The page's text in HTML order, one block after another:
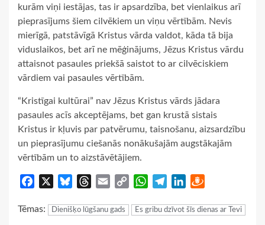
kurām viņi iestājas, tas ir apsardzība, bet vienlaikus arī
pieprasījums šiem cilvēkiem un viņu vērtībām. Nevis
mierīgā, patstāvīgā Kristus vārda valdot, kāda tā bija
viduslaikos, bet arī ne mēģinājums, Jēzus Kristus vārdu
attaisnot pasaules priekšā saistot to ar cilvēciskiem
vārdiem vai pasaules vērtībām.
“Kristīgai kultūrai” nav Jēzus Kristus vārds jādara
pasaules acīs akceptējams, bet gan krustā sistais
Kristus ir kļuvis par patvērumu, taisnošanu, aizsardzību
un pieprasījumu ciešanās nonākušajām augstākajām
vērtībām un to aizstāvētājiem.
Facebook BlueskyThreads
Email
Copy
WhatsApp
TelegramLinkedIn
Tēmas: Dienišķo lūgšanu gads Es gribu dzīvot šīs dienas ar Tevi